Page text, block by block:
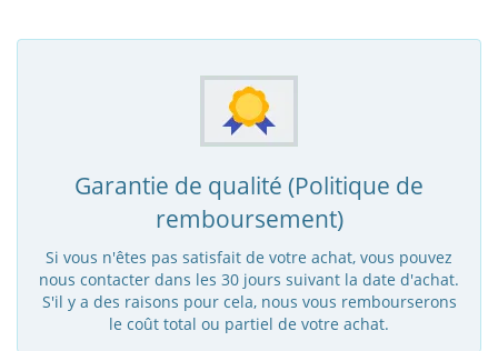
Garantie de qualité (Politique de
remboursement)
Si vous n'êtes pas satisfait de votre achat, vous pouvez
nous contacter dans les 30 jours suivant la date d'achat.
S'il y a des raisons pour cela, nous vous rembourserons
le coût total ou partiel de votre achat.